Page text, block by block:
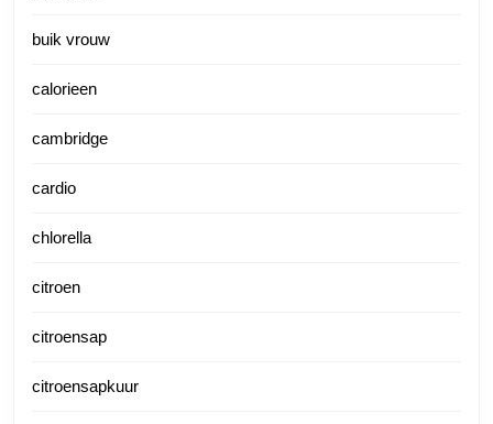
buik vrouw
calorieen
cambridge
cardio
chlorella
citroen
citroensap
citroensapkuur